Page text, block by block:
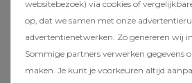
websitebezoek) via cookies of
op, dat we samen met onze
advertentienetwerken. Zo genereren wij
Sommige partners verwerken gegevens
maken. Je kunt je voorkeuren altijd